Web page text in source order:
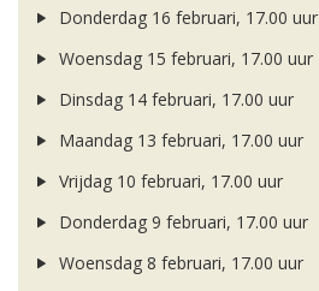
Donderdag 16 februari, 17.00 uur
Woensdag 15 februari, 17.00 uur
Dinsdag 14 februari, 17.00 uur
Maandag 13 februari, 17.00 uur
Vrijdag 10 februari, 17.00 uur
Donderdag 9 februari, 17.00 uur
Woensdag 8 februari, 17.00 uur